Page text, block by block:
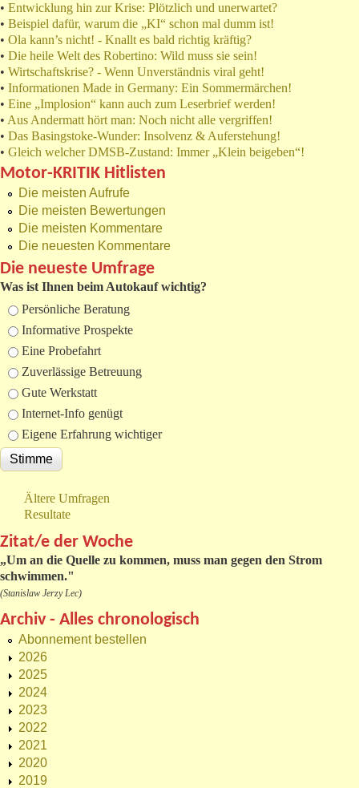
• Entwicklung hin zur Krise: Plötzlich und unerwartet?
• Beispiel dafür, warum die „KI“ schon mal dumm ist!
• Ola kann’s nicht! - Knallt es bald richtig kräftig?
• Die heile Welt des Robertino: Wild muss sie sein!
• Wirtschaftskrise? - Wenn Unverständnis viral geht!
• Informationen Made in Germany: Ein Sommermärchen!
• Eine „Implosion“ kann auch zum Leserbrief werden!
• Aus Andermatt hört man: Noch nicht alle vergriffen!
• Das Basingstoke-Wunder: Insolvenz & Auferstehung!
• Gleich welcher DMSB-Zustand: Immer „Klein beigeben“!
Motor-KRITIK Hitlisten
Die meisten Aufrufe
Die meisten Bewertungen
Die meisten Kommentare
Die neuesten Kommentare
Die neueste Umfrage
Was ist Ihnen beim Autokauf wichtig?
Auswahlmöglichkeiten
Persönliche Beratung
Informative Prospekte
Eine Probefahrt
Zuverlässige Betreuung
Gute Werkstatt
Internet-Info genügt
Eigene Erfahrung wichtiger
Ältere Umfragen
Resultate
Zitat/e der Woche
„Um an die Quelle zu kommen, muss man gegen den Strom
schwimmen."
(Stanislaw Jerzy Lec)
Archiv - Alles chronologisch
Abonnement bestellen
2026
2025
2024
2023
2022
2021
2020
2019